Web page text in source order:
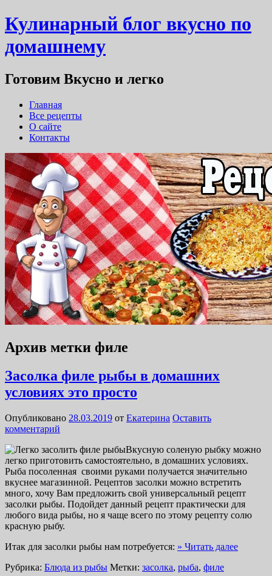
Кулинарный блог вкусно по
домашнему
Готовим Вкусно и легко
Главная
Все рецепты
О сайте
Контакты
Архив метки филе
Засолка филе рыбы в домашних
условиях это просто
Опубликовано 28.03.2019 от Екатерина Оставить
комментарий
Вкусную соленую рыбку можно
легко приготовить самостоятельно, в домашних условиях.
Рыба посоленная своими руками получается значительно
вкуснее магазинной. Рецептов засолки можно встретить
много, хочу Вам предложить свой универсальный рецепт
засолки рыбы. Подойдет данный рецепт практически для
любого вида рыбы, но я чаще всего по этому рецепту солю
красную рыбу.
Итак для засолки рыбы нам потребуется: » Читать далее
Рубрика: Блюда из рыбы Метки: засолка, рыба, филе